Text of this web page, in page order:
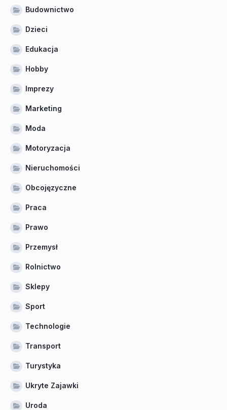
Budownictwo
Dzieci
Edukacja
Hobby
Imprezy
Marketing
Moda
Motoryzacja
Nieruchomości
Obcojęzyczne
Praca
Prawo
Przemysł
Rolnictwo
Sklepy
Sport
Technologie
Transport
Turystyka
Ukryte Zajawki
Uroda